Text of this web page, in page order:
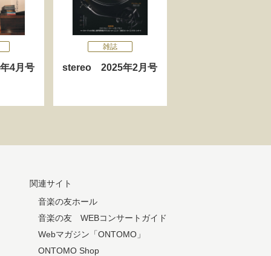
4月号
雑誌
stereo 2025年2月号
関連サイト
音楽の友ホール
音楽の友 WEBコンサートガイド
Webマガジン「ONTOMO」
ONTOMO Shop